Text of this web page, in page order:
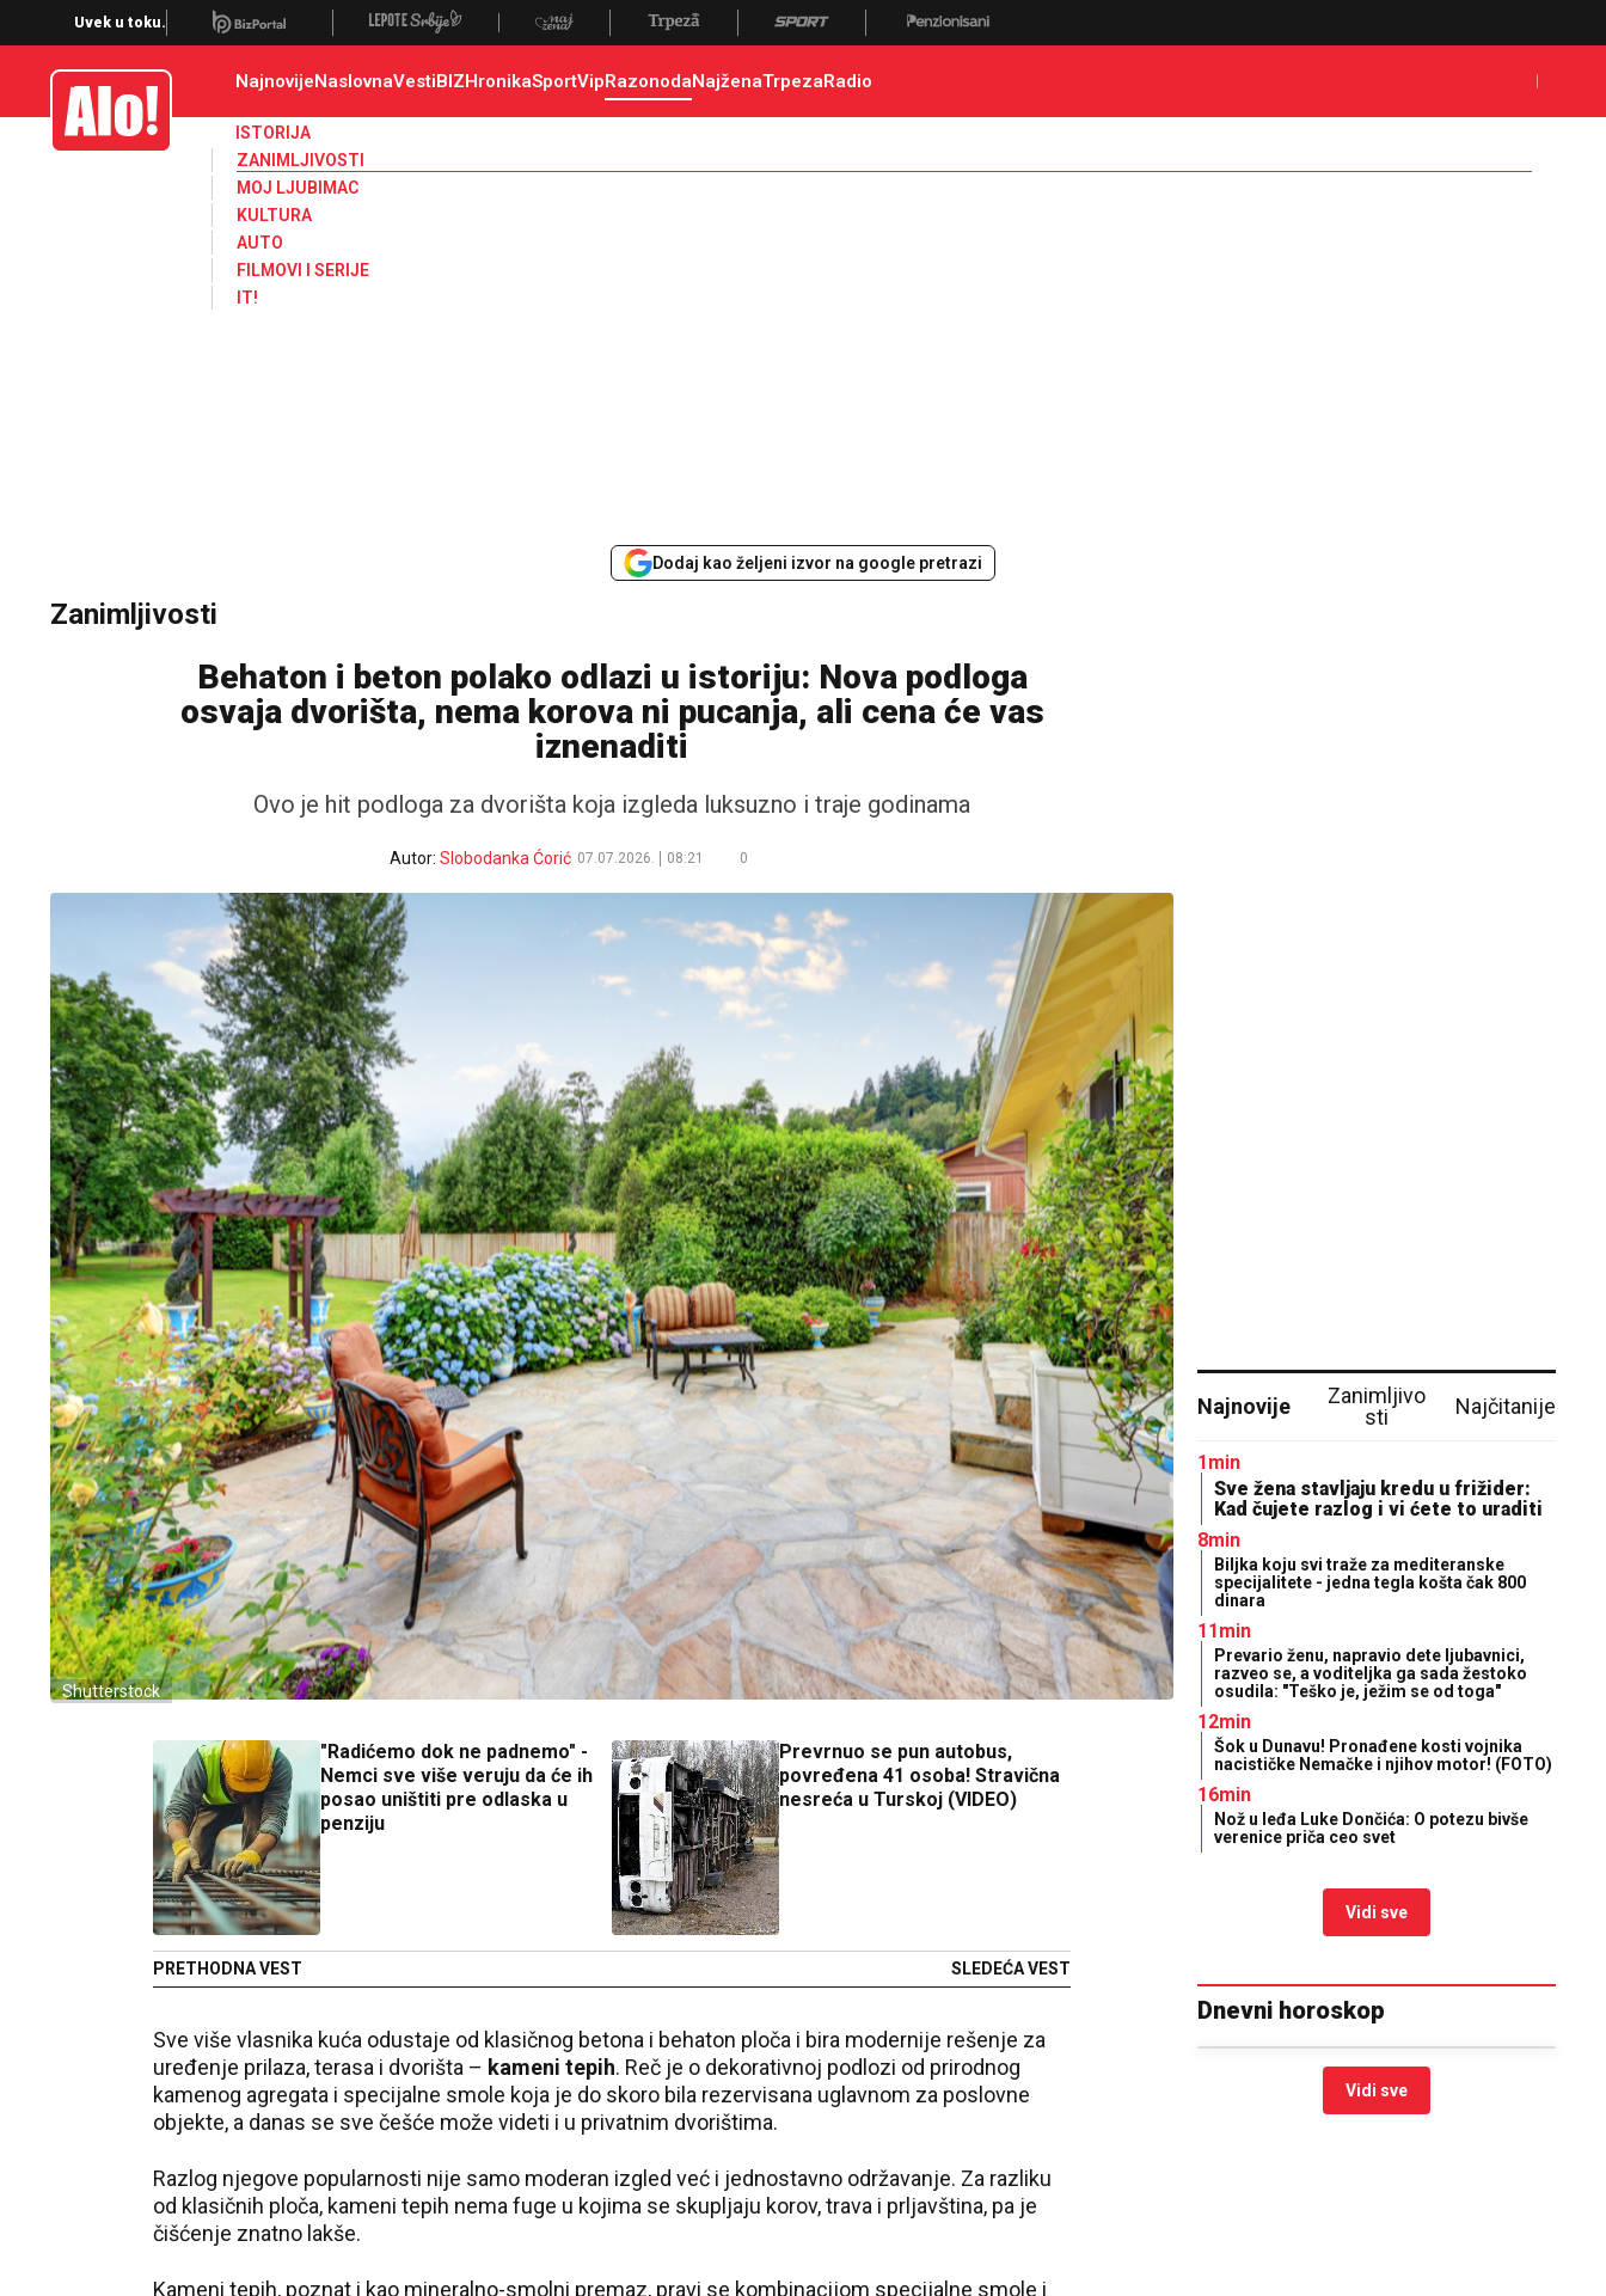
Uvek u toku.
Alo NajnovijeNaslovnaVestiBIZHronikaSportVipRazonodaNajženaTrpezaRadio
ISTORIJA
ZANIMLJIVOSTI
MOJ LJUBIMAC
KULTURA
AUTO
FILMOVI I SERIJE
IT!
Dodaj kao željeni izvor na google pretrazi
Zanimljivosti
Behaton i beton polako odlazi u istoriju: Nova podloga
osvaja dvorišta, nema korova ni pucanja, ali cena će vas
iznenaditi
Ovo je hit podloga za dvorišta koja izgleda luksuzno i traje godinama
Autor: Slobodanka Ćorić 07.07.2026. 08:21 0
Shutterstock
"Radićemo dok ne padnemo" -
Nemci sve više veruju da će ih
posao uništiti pre odlaska u
penziju
PRETHODNA VEST
Prevrnuo se pun autobus,
povređena 41 osoba! Stravična
nesreća u Turskoj (VIDEO)
SLEDEĆA VEST
Sve više vlasnika kuća odustaje od klasičnog betona i behaton ploča i bira modernije rešenje za
uređenje prilaza, terasa i dvorišta – kameni tepih. Reč je o dekorativnoj podlozi od prirodnog
kamenog agregata i specijalne smole koja je do skoro bila rezervisana uglavnom za poslovne
objekte, a danas se sve češće može videti i u privatnim dvorištima.
Razlog njegove popularnosti nije samo moderan izgled već i jednostavno održavanje. Za razliku
od klasičnih ploča, kameni tepih nema fuge u kojima se skupljaju korov, trava i prljavština, pa je
čišćenje znatno lakše.
Kameni tepih, poznat i kao mineralno-smolni premaz, pravi se kombinacijom specijalne smole i
Najnovije
Zanimljivo
sti
Najčitanije
1min
Sve žena stavljaju kredu u frižider:
Kad čujete razlog i vi ćete to uraditi
8min
Biljka koju svi traže za mediteranske
specijalitete - jedna tegla košta čak 800
dinara
11min
Prevario ženu, napravio dete ljubavnici,
razveo se, a voditeljka ga sada žestoko
osudila: "Teško je, ježim se od toga"
12min
Šok u Dunavu! Pronađene kosti vojnika
nacističke Nemačke i njihov motor! (FOTO)
16min
Nož u leđa Luke Dončića: O potezu bivše
verenice priča ceo svet
Vidi sve
Dnevni horoskop
Vidi sve